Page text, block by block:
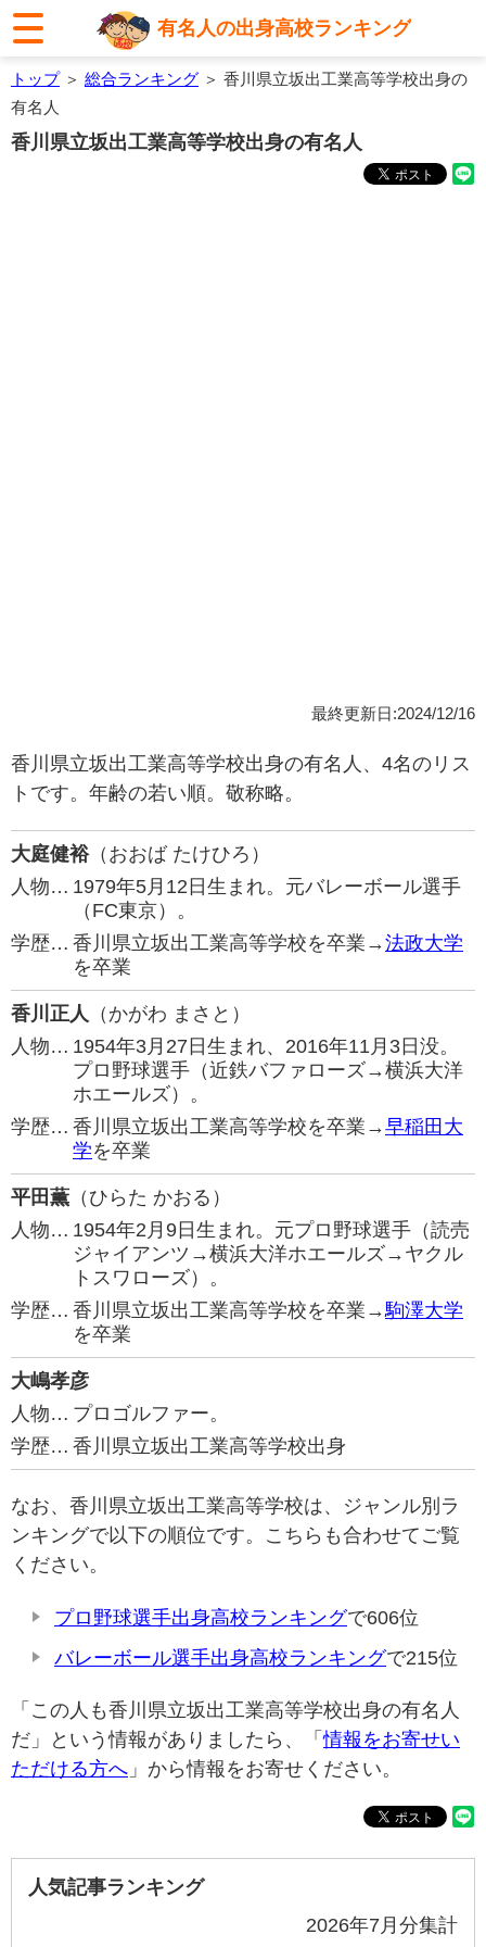
有名人の出身高校ランキング
トップ＞ 総合ランキング ＞ 香川県立坂出工業高等学校出身の
有名人
香川県立坂出工業高等学校出身の有名人
最終更新日:2024/12/16
香川県立坂出工業高等学校出身の有名人、4名のリス
トです。年齢の若い順。敬称略。
大庭健裕（おおば たけひろ）
人物… 1979年5月12日生まれ。元バレーボール選手
（FC東京）。
学歴… 香川県立坂出工業高等学校を卒業→法政大学
を卒業
香川正人 （かがわ まさと）
人物… 1954年3月27日生まれ、2016年11月3日没。
プロ野球選手（近鉄バファローズ→横浜大洋
ホエールズ）。
学歴… 香川県立坂出工業高等学校を卒業→早稲田大
学を卒業
平田薫 （ひらた かおる）
人物… 1954年2月9日生まれ。元プロ野球選手（読売
ジャイアンツ→横浜大洋ホエールズ→ヤクル
トスワローズ）。
学歴… 香川県立坂出工業高等学校を卒業→駒澤大学
を卒業
大嶋孝彦
人物… プロゴルファー。
学歴… 香川県立坂出工業高等学校出身
なお、香川県立坂出工業高等学校は、ジャンル別ラ
ンキングで以下の順位です。こちらも合わせてご覧
ください。
プロ野球選手出身高校ランキングで606位
バレーボール選手出身高校ランキングで215位
「この人も香川県立坂出工業高等学校出身の有名人
だ」という情報がありましたら、「情報をお寄せい
ただける方へ 」から情報をお寄せください。
人気記事ランキング
2026年7月分集計